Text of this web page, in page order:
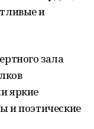
и
зала
яркие
и поэтические